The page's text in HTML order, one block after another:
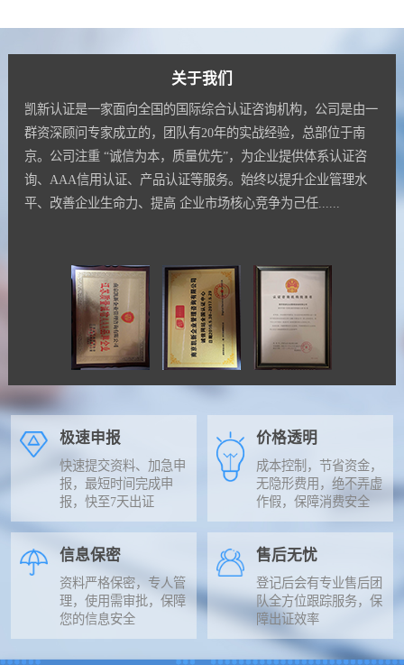
关于我们
凯新认证是一家面向全国的国际综合认证咨询机构，公司是由一
群资深顾问专家成立的，团队有20年的实战经验，总部位于南
京。公司注重 “诚信为本，质量优先”，为企业提供体系认证咨
询、AAA信用认证、产品认证等服务。始终以提升企业管理水
平、改善企业生命力、提高 企业市场核心竞争为己任......
极速申报
快速提交资料、加急申
报，最短时间完成申
报，快至7天出证
价格透明
成本控制，节省资金，
无隐形费用，绝不弄虚
作假，保障消费安全
信息保密
资料严格保密，专人管
理，使用需审批，保障
您的信息安全
售后无忧
登记后会有专业售后团
队全方位跟踪服务，保
障出证效率